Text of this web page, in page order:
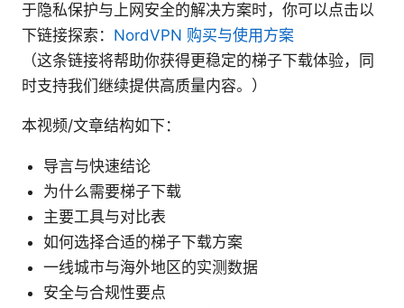
于隐私保护与上网安全的解决方案时，你可以点击以
下链接探索： NordVPN 购买与使用方案
（这条链接将帮助你获得更稳定的梯子下载体验，同
时支持我们继续提供高质量内容。）
本视频/文章结构如下：
导言与快速结论
为什么需要梯子下载
主要工具与对比表
如何选择合适的梯子下载方案
一线城市与海外地区的实测数据
安全与合规性要点